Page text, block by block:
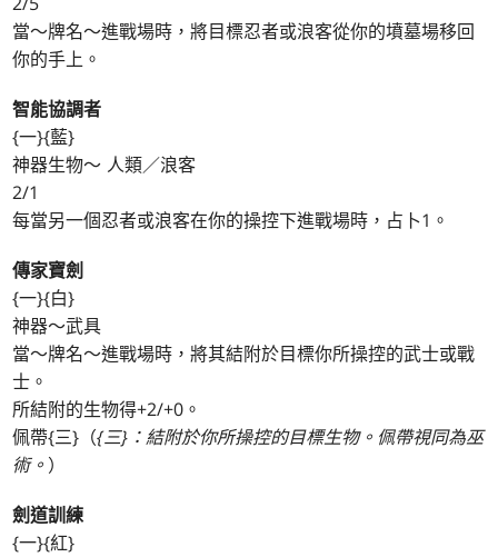
當～牌名～進戰場時，將目標忍者或浪客從你的墳墓場移回
你的手上。
智能協調者
{一}{藍}
神器生物～ 人類／浪客
2/1
每當另一個忍者或浪客在你的操控下進戰場時，占卜1。
傳家寶劍
{一}{白}
神器～武具
當～牌名～進戰場時，將其結附於目標你所操控的武士或戰
士。
所結附的生物得+2/+0。
佩帶{三}（{三}：結附於你所操控的目標生物。佩帶視同為巫
術。 ）
劍道訓練
{一}{紅}